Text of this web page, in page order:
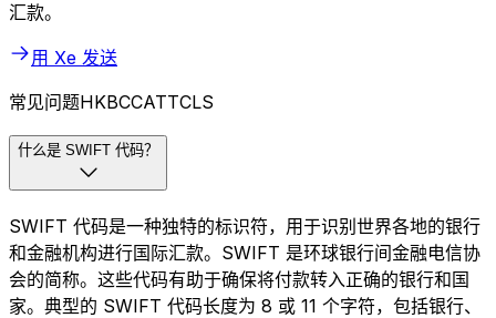
汇款。
用 Xe 发送
常见问题HKBCCATTCLS
什么是 SWIFT 代码？
SWIFT 代码是一种独特的标识符，用于识别世界各地的银行
和金融机构进行国际汇款。SWIFT 是环球银行间金融电信协
会的简称。这些代码有助于确保将付款转入正确的银行和国
家。典型的 SWIFT 代码长度为 8 或 11 个字符，包括银行、